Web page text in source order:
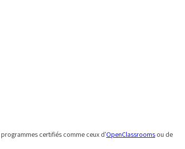
certifiés comme ceux d'OpenClassrooms ou de